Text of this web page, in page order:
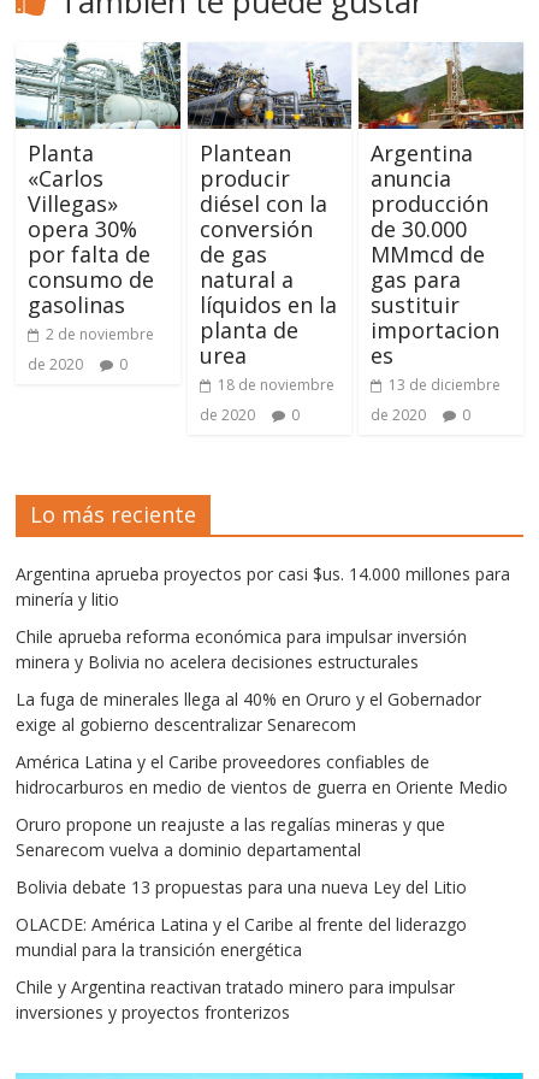
Planta
«Carlos
Villegas»
opera 30%
por falta de
consumo de
gasolinas
2 de noviembre
de 2020
0
Plantean
producir
diésel con la
conversión
de gas
natural a
líquidos en la
planta de
urea
18 de noviembre
de 2020
0
Argentina
anuncia
producción
de 30.000
MMmcd de
gas para
sustituir
importacion
es
13 de diciembre
de 2020
0
Lo más reciente
Argentina aprueba proyectos por casi $us. 14.000 millones para
minería y litio
Chile aprueba reforma económica para impulsar inversión
minera y Bolivia no acelera decisiones estructurales
La fuga de minerales llega al 40% en Oruro y el Gobernador
exige al gobierno descentralizar Senarecom
América Latina y el Caribe proveedores confiables de
hidrocarburos en medio de vientos de guerra en Oriente Medio
Oruro propone un reajuste a las regalías mineras y que
Senarecom vuelva a dominio departamental
Bolivia debate 13 propuestas para una nueva Ley del Litio
OLACDE: América Latina y el Caribe al frente del liderazgo
mundial para la transición energética
Chile y Argentina reactivan tratado minero para impulsar
inversiones y proyectos fronterizos